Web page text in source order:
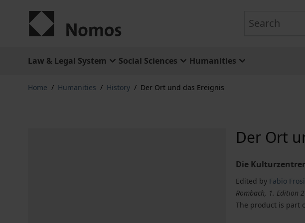
Law & Legal System Social Sciences Humanities
Home / Humanities / History / Der Ort und das Ereignis
Der Ort
Die
Edited by Fabio
Rombach, 1. Edition
The product is part